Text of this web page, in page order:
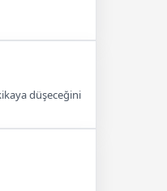
düşeceğini